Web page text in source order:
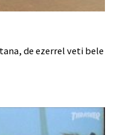
de ezerrel veti bele